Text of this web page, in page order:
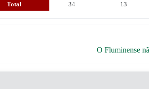
Total
34 13
O Fluminense